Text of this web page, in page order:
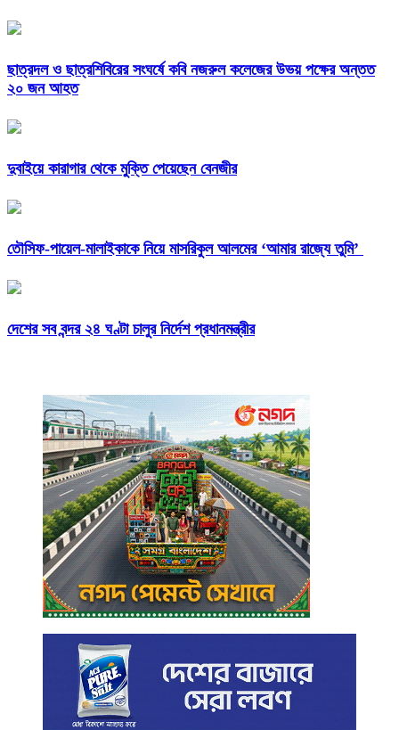
ছাত্রদল ও ছাত্রশিবিরের সংঘর্ষে কবি নজরুল কলেজের উভয় পক্ষের অন্তত
২০ জন আহত
দুবাইয়ে কারাগার থেকে মুক্তি পেয়েছেন বেনজীর
তৌসিফ-পায়েল-মালাইকাকে নিয়ে মাসরিকুল আলমের ‘আমার রাজ্যে তুমি’
দেশের সব বন্দর ২৪ ঘণ্টা চালুর নির্দেশ প্রধানমন্ত্রীর